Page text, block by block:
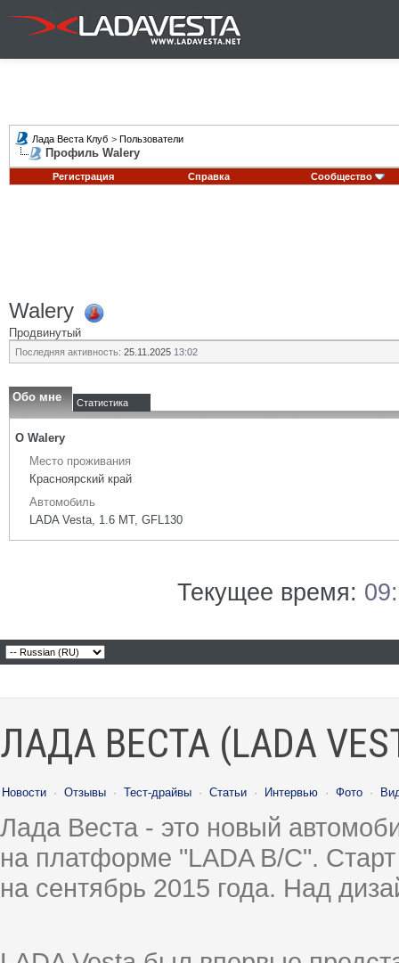
Лада Веста Клуб > Пользователи
Профиль Walery
Регистрация Справка Сообщество
Walery
Продвинутый
Последняя активность: 25.11.2025 13:02
Обо мне Статистика
О Walery
Место проживания
Красноярский край
Автомобиль
LADA Vesta, 1.6 МТ, GFL130
Текущее время:
ЛАДА ВЕСТА (LADA
Новости · Отзывы · Тест-драйвы · Статьи · Интервью · Фото ·
Лада Веста - это новый
на платформе "LADA B/C".
на сентябрь 2015 года. Над